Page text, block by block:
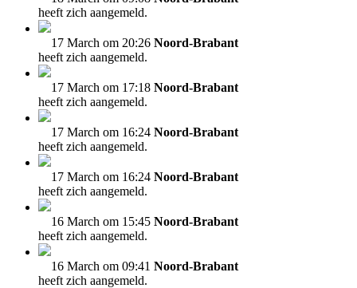
heeft zich aangemeld.
17 March om 20:26 Noord-Brabant
heeft zich aangemeld.
17 March om 17:18 Noord-Brabant
heeft zich aangemeld.
17 March om 16:24 Noord-Brabant
heeft zich aangemeld.
17 March om 16:24 Noord-Brabant
heeft zich aangemeld.
16 March om 15:45 Noord-Brabant
heeft zich aangemeld.
16 March om 09:41 Noord-Brabant
heeft zich aangemeld.